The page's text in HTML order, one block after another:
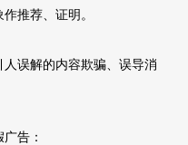
推荐、证明。
解的内容欺骗、误导消
告：